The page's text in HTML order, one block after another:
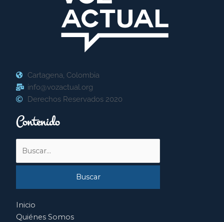
Cartagena, Colombia
info@vozactual.org
Derechos Reservados 2020
Contenido
por:
Inicio
Quiénes Somos